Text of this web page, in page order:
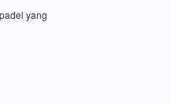
yang